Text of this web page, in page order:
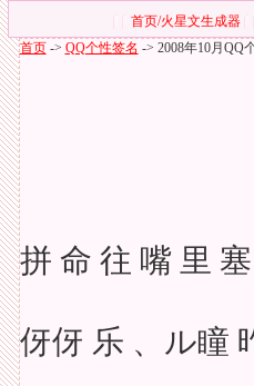
首页/火星文生成器
首页 -> QQ个性签名 -> 2008年10月QQ
拼 命 往 嘴 里
伢伢 乐 、ル瞳